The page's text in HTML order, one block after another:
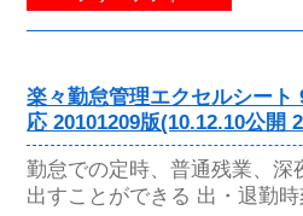
楽々勤怠管理エクセルシート
応 20101209版(10.12.10公開
勤怠での定時、普通残業、深
出すことができる 出・退勤